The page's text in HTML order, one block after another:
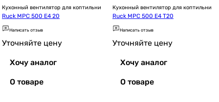
Кухонный вентилятор для коптильни
Ruck MPC 500 E4 20
Написать отзыв
Уточняйте цену
Хочу аналог
О товаре
Кухонный вентилятор для коптильни
Ruck MPC 500 E4 T20
Написать отзыв
Уточняйте цену
Хочу аналог
О товаре